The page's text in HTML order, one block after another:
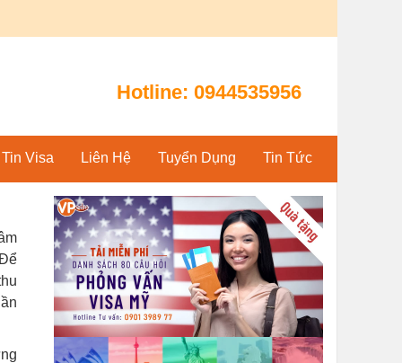
Hotline: 0944535956
Tin Visa Liên Hệ Tuyển Dụng Tin Tức